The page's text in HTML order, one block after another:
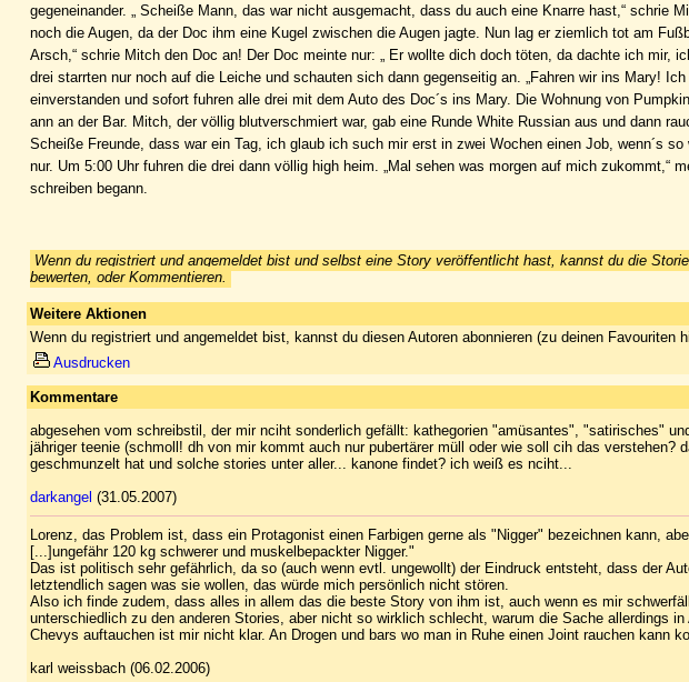
gegeneinander. „ Scheiße Mann, das war nicht ausgemacht, dass du auch eine Knarre hast,“ schrie
noch die Augen, da der Doc ihm eine Kugel zwischen die Augen jagte. Nun lag er ziemlich tot am
Arsch,“ schrie Mitch den Doc an! Der Doc meinte nur: „ Er wollte dich doch töten, da dachte ich mir,
drei starrten nur noch auf die Leiche und schauten sich dann gegenseitig an. „Fahren wir ins Mary!
einverstanden und sofort fuhren alle drei mit dem Auto des Doc´s ins Mary. Die Wohnung von
ann an der Bar. Mitch, der völlig blutverschmiert war, gab eine Runde White Russian aus und dann
Scheiße Freunde, dass war ein Tag, ich glaub ich such mir erst in zwei Wochen einen Job, wenn´s
nur. Um 5:00 Uhr fuhren die drei dann völlig high heim. „Mal sehen was morgen auf mich zukommt,“
schreiben begann.
Wenn du registriert und angemeldet bist und selbst eine Story veröffentlicht hast, kannst du die
bewerten, oder Kommentieren.
Weitere Aktionen
Wenn du registriert und angemeldet bist, kannst du diesen Autoren abonnieren (zu deinen Favouriten
Ausdrucken
Kommentare
abgesehen vom schreibstil, der mir nciht sonderlich gefällt: kathegorien "amüsantes", "satirisches"
jähriger teenie (schmoll! dh von mir kommt auch nur pubertärer müll oder wie soll cih das
geschmunzelt hat und solche stories unter aller... kanone findet? ich weiß es nciht...
darkangel (31.05.2007)
Lorenz, das Problem ist, dass ein Protagonist einen Farbigen gerne als "Nigger" bezeichnen kann,
[...]ungefähr 120 kg schwerer und muskelbepackter Nigger."
Das ist politisch sehr gefährlich, da so (auch wenn evtl. ungewollt) der Eindruck entsteht, dass der
letztendlich sagen was sie wollen, das würde mich persönlich nicht stören.
Also ich finde zudem, dass alles in allem das die beste Story von ihm ist, auch wenn es mir
unterschiedlich zu den anderen Stories, aber nicht so wirklich schlecht, warum die Sache allerdings
Chevys auftauchen ist mir nicht klar. An Drogen und bars wo man in Ruhe einen Joint rauchen kann
karl weissbach (06.02.2006)